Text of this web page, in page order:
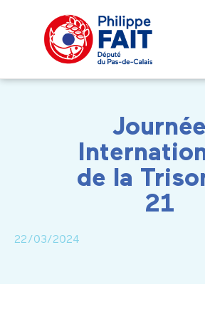
Journée
de la
21
22/03/2024